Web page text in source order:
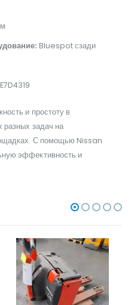
Bluespot сзади
и простоту в
разных задач на
С помощью Nissan
эффективность и